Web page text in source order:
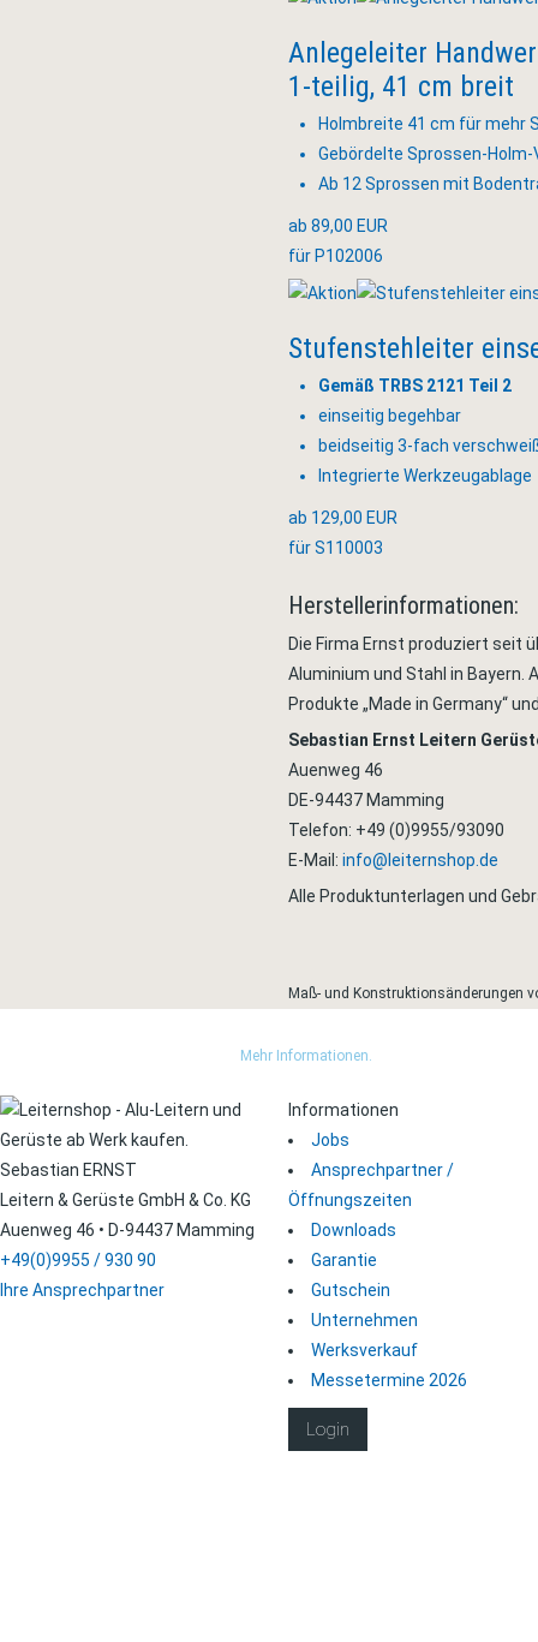
Anlegeleiter
1-teilig, 41 cm breit
Holmbreite 41 cm für mehr
Gebördelte Sprossen-Holm-
Ab 12 Sprossen mit
ab 89,00 EUR
für P102006
Stufenstehleiter
Gemäß TRBS 2121 Teil 2
einseitig begehbar
beidseitig 3-fach
Integrierte Werkzeugablage
ab 129,00 EUR
für S110003
Herstellerinformationen:
Die Firma Ernst produziert seit
Aluminium und Stahl in Bayern.
Produkte „Made in Germany“
Sebastian Ernst Leitern
Auenweg 46
DE-94437 Mamming
Telefon: +49 (0)9955/93090
E-Mail: info@leiternshop.de
Alle Produktunterlagen und
Maß- und Konstruktionsänderungen
Mehr Informationen.
Sebastian ERNST
Leitern & Gerüste GmbH & Co. KG
Auenweg 46 • D-94437 Mamming
+49(0)9955 / 930 90
Ihre Ansprechpartner
Informationen
Jobs
Ansprechpartner /
Öffnungszeiten
Downloads
Garantie
Gutschein
Unternehmen
Werksverkauf
Messetermine 2026
Login